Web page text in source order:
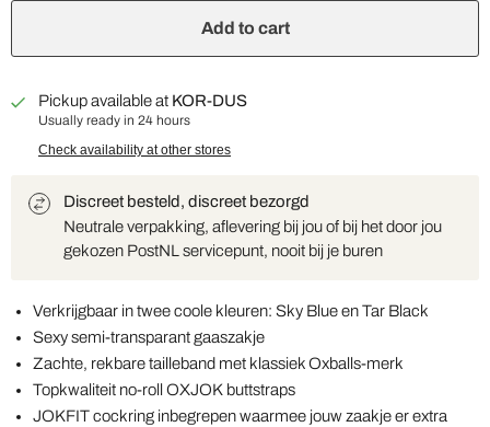
Add to cart
Pickup available at KOR-DUS
Usually ready in 24 hours
Check availability at other stores
Discreet besteld, discreet bezorgd
Neutrale verpakking, aflevering bij jou of bij het door jou
gekozen PostNL servicepunt, nooit bij je buren
Verkrijgbaar in twee coole kleuren: Sky Blue en Tar Black
Sexy semi-transparant gaaszakje
Zachte, rekbare tailleband met klassiek Oxballs-merk
Topkwaliteit no-roll OXJOK buttstraps
JOKFIT cockring inbegrepen waarmee jouw zaakje er extra